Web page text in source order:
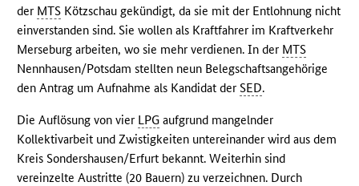
der MTS Kötzschau gekündigt, da sie mit der Entlohnung nicht
einverstanden sind. Sie wollen als Kraftfahrer im Kraftverkehr
Merseburg arbeiten, wo sie mehr verdienen. In der MTS
Nennhausen/Potsdam stellten neun Belegschaftsangehörige
den Antrag um Aufnahme als Kandidat derSED.
Die Auflösung von vier LPG aufgrund mangelnder
Kollektivarbeit und Zwistigkeiten untereinander wird aus dem
Kreis Sondershausen/Erfurt bekannt. Weiterhin sind
vereinzelte Austritte (20 Bauern) zu verzeichnen. Durch